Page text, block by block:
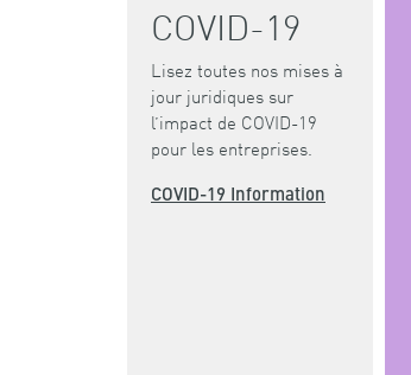
COVID-19
Lisez toutes nos mises à
jour juridiques sur
l’impact de COVID-19
pour les entreprises.
COVID-19 Information